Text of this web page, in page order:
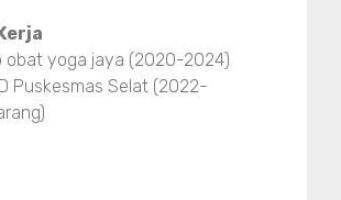
obat yoga jaya (2020-2024)
Puskesmas Selat (2022-